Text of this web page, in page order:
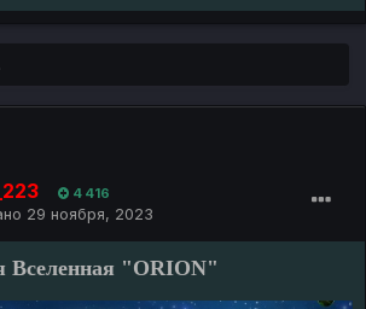
4 416
29 ноября, 2023
Вселенная "ORION"